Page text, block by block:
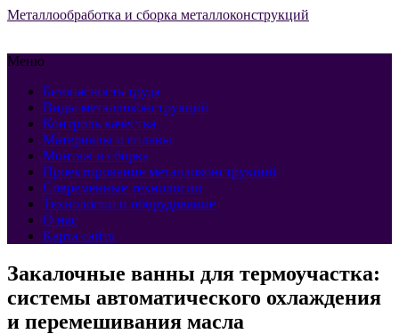
Металлообработка и сборка металлоконструкций
Меню
Безопасность труда
Виды металлоконструкций
Контроль качества
Материалы и сплавы
Монтаж и сборка
Проектирование металлоконструкций
Современные технологии
Технологии и оборудование
О нас
Карта сайта
Закалочные ванны для термоучастка:
системы автоматического охлаждения
и перемешивания масла